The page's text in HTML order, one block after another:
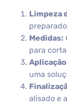
Limpeza
Medidas:
para
uma
alisado e